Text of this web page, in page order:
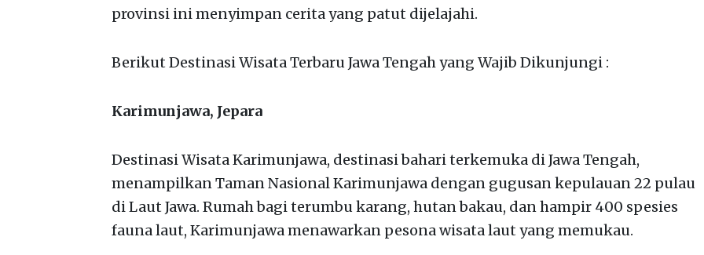
provinsi ini menyimpan cerita yang patut dijelajahi.
Berikut Destinasi Wisata Terbaru Jawa Tengah yang Wajib Dikunjungi :
Karimunjawa, Jepara
Destinasi Wisata Karimunjawa, destinasi bahari terkemuka di Jawa Tengah,
menampilkan Taman Nasional Karimunjawa dengan gugusan kepulauan 22 pulau
di Laut Jawa. Rumah bagi terumbu karang, hutan bakau, dan hampir 400 spesies
fauna laut, Karimunjawa menawarkan pesona wisata laut yang memukau.